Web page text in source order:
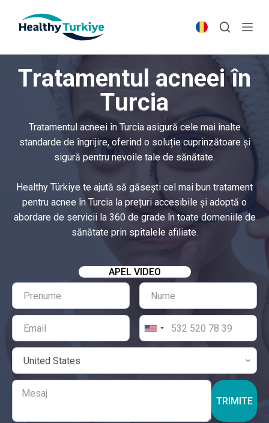
p
Tratamentul acneei în
Turcia
Tratamentul acneei în Turcia asigură cele mai înalte
standarde de îngrijire, oferind o soluție cuprinzătoare și
sigură pentru nevoile tale de sănătate.
Healthy Türkiye te ajută să găsești cel mai bun tratament
pentru acnee în Turcia la prețuri accesibile și adoptă o
abordare de servicii la 360 de grade în toate domeniile de
sănătate prin spitalele afiliate.
APEL VIDEO
TRIMITE